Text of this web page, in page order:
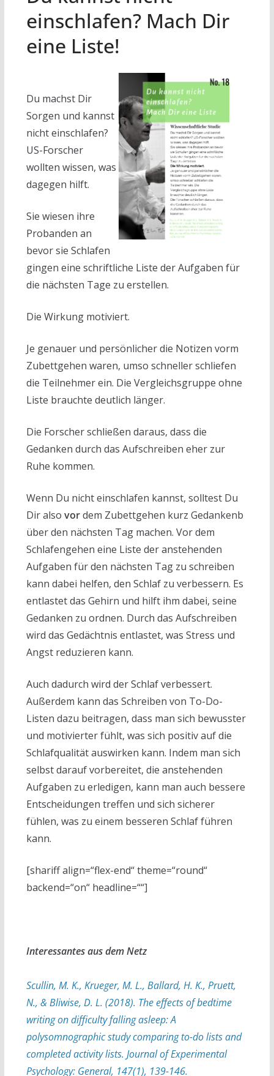
einschlafen? Mach Dir
eine Liste!
Du machst Dir
Sorgen und kannst
nicht einschlafen?
US-Forscher
wollten wissen, was
dagegen hilft.
Sie wiesen ihre
Probanden an
bevor sie Schlafen
gingen eine schriftliche Liste der Aufgaben für
die nächsten Tage zu erstellen.
Die Wirkung motiviert.
Je genauer und persönlicher die Notizen vorm
Zubettgehen waren, umso schneller schliefen
die Teilnehmer ein. Die Vergleichsgruppe ohne
Liste brauchte deutlich länger.
Die Forscher schließen daraus, dass die
Gedanken durch das Aufschreiben eher zur
Ruhe kommen.
Wenn Du nicht einschlafen kannst, solltest Du
Dir also vordem Zubettgehen kurz Gedankenb
über den nächsten Tag machen. Vor dem
Schlafengehen eine Liste der anstehenden
Aufgaben für den nächsten Tag zu schreiben
kann dabei helfen, den Schlaf zu verbessern. Es
entlastet das Gehirn und hilft ihm dabei, seine
Gedanken zu ordnen. Durch das Aufschreiben
wird das Gedächtnis entlastet, was Stress und
Angst reduzieren kann.
Auch dadurch wird der Schlaf verbessert.
Außerdem kann das Schreiben von To-Do-
Listen dazu beitragen, dass man sich bewusster
und motivierter fühlt, was sich positiv auf die
Schlafqualität auswirken kann. Indem man sich
selbst darauf vorbereitet, die anstehenden
Aufgaben zu erledigen, kann man auch bessere
Entscheidungen treffen und sich sicherer
fühlen, was zu einem besseren Schlaf führen
kann.
[shariff align=“flex-end“ theme=“round“
backend=“on“ headline=““]
Interessantes aus dem Netz
Scullin, M. K., Krueger, M. L., Ballard, H. K., Pruett,
N., & Bliwise, D. L. (2018). The effects of bedtime
writing on difficulty falling asleep: A
polysomnographic study comparing to-do lists and
completed activity lists. Journal of Experimental
Psychology: General, 147(1), 139-146.